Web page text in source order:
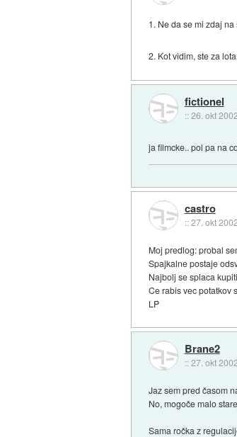
1. Ne da se mi zdaj
2. Kot vidim, ste za
fictionel
::26. okt
ja filmcke.. pol pa na
castro
::27. okt
Moj predlog: probal
Spajkalne postaje
Najbolj se splaca
Ce rabis vec potatkov
LP
Brane2
::27. okt
Jaz sem pred časom
No, mogoče malo
Sama ročka z